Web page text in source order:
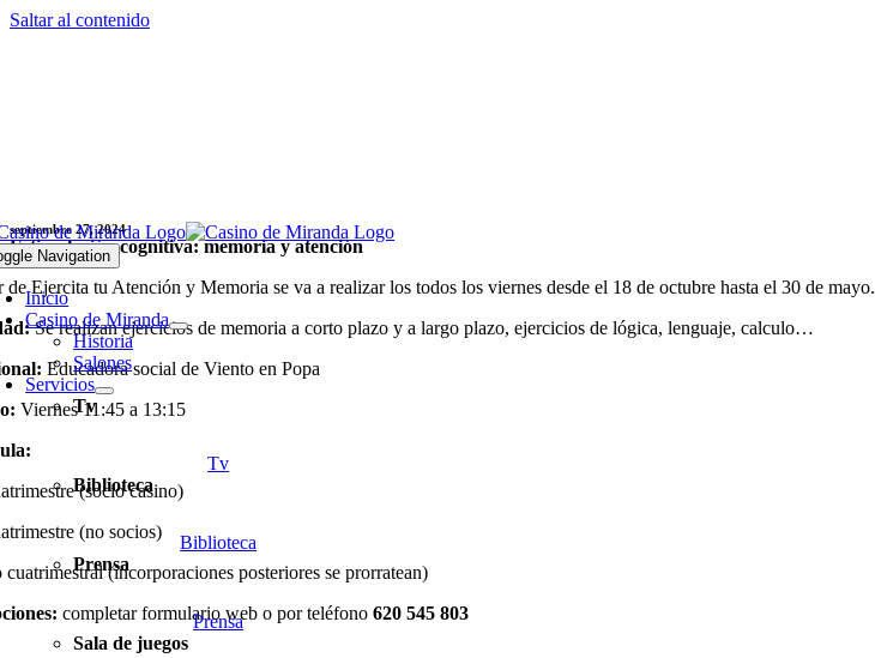
Saltar al contenido
Navigation
Inicio
Casino de Miranda
Historia
Salones
Servicios
Tv
Tv
Biblioteca
Biblioteca
Prensa
Prensa
Sala de juegos
septiembre 27, 2024
Estimulación cognitiva: memoria y atención
de Ejercita tu Atención y Memoria se va a realizar los todos los viernes desde el 18 de octubre hasta el 30 de mayo.
Se realizan ejercicios de memoria a corto plazo y a largo plazo, ejercicios de lógica, lenguaje, calculo…
Educadora social de Viento en Popa
Viernes 11:45 a 13:15
(socio casino)
(no socios)
(incorporaciones posteriores se prorratean)
completar formulario web o por teléfono 620 545 803